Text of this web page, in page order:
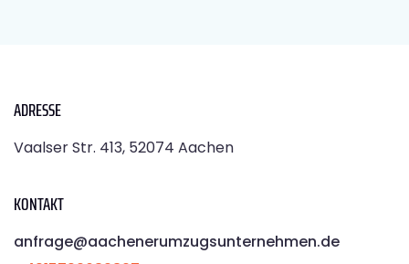
ADRESSE
Vaalser Str. 413, 52074 Aachen
KONTAKT
anfrage@aachenerumzugsunternehmen.de